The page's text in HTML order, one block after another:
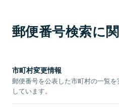
郵便番号検索に
市町村変更情報
郵便番号を公表した市町村の一覧
しています。